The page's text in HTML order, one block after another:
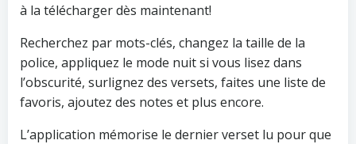
à la télécharger dès maintenant!
Recherchez par mots-clés, changez la taille de la
police, appliquez le mode nuit si vous lisez dans
l’obscurité, surlignez des versets, faites une liste de
favoris, ajoutez des notes et plus encore.
L’application mémorise le dernier verset lu pour que